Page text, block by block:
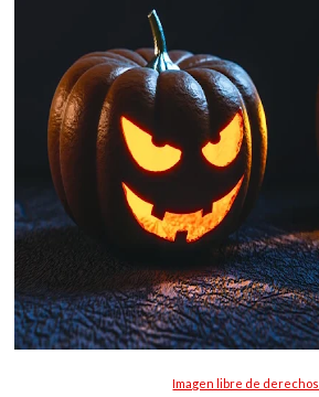
Imagen libre de derechos.